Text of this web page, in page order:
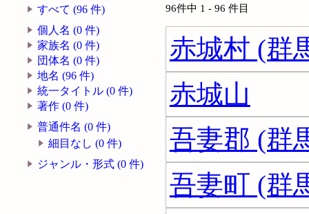
すべて (96 件)
個人名 (0 件)
家族名 (0 件)
団体名 (0 件)
地名 (96 件)
統一タイトル (0 件)
著作 (0 件)
普通件名 (0 件)
細目なし (0 件)
ジャンル・形式 (0 件)
96件中 1 - 96 件目
赤城村 (群
赤城山
吾妻郡 (群
吾妻町 (群